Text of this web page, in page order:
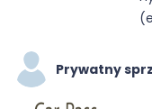
Prywatny